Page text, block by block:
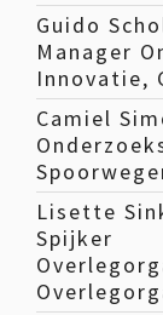
Guido
Manager
Innovatie,
Camiel
Lisette
Spijker